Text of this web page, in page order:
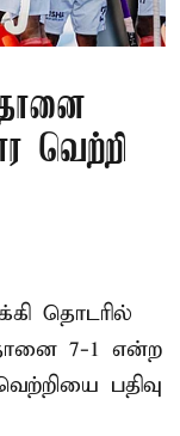
வெற்றி
தொடரில்
7-1 என்ற
பதிவு